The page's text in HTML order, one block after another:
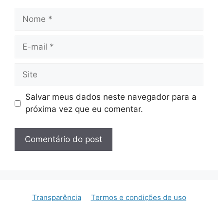
Nome
Site
Salvar meus dados neste navegador para a
próxima vez que eu comentar.
Transparência Termos e condições de uso